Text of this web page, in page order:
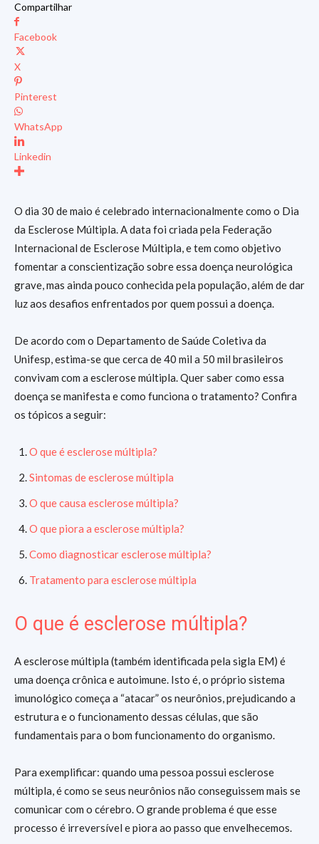
Compartilhar
Facebook
X
Pinterest
WhatsApp
Linkedin
O dia 30 de maio é celebrado internacionalmente como o Dia
da Esclerose Múltipla. A data foi criada pela Federação
Internacional de Esclerose Múltipla, e tem como objetivo
fomentar a conscientização sobre essa doença neurológica
grave, mas ainda pouco conhecida pela população, além de dar
luz aos desafios enfrentados por quem possui a doença.
De acordo com o Departamento de Saúde Coletiva da
Unifesp, estima-se que cerca de 40 mil a 50 mil brasileiros
convivam com a esclerose múltipla. Quer saber como essa
doença se manifesta e como funciona o tratamento? Confira
os tópicos a seguir:
O que é esclerose múltipla?
Sintomas de esclerose múltipla
O que causa esclerose múltipla?
O que piora a esclerose múltipla?
Como diagnosticar esclerose múltipla?
Tratamento para esclerose múltipla
O que é esclerose múltipla?
A esclerose múltipla (também identificada pela sigla EM) é
uma doença crônica e autoimune. Isto é, o próprio sistema
imunológico começa a “atacar” os neurônios, prejudicando a
estrutura e o funcionamento dessas células, que são
fundamentais para o bom funcionamento do organismo.
Para exemplificar: quando uma pessoa possui esclerose
múltipla, é como se seus neurônios não conseguissem mais se
comunicar com o cérebro. O grande problema é que esse
processo é irreversível e piora ao passo que envelhecemos.